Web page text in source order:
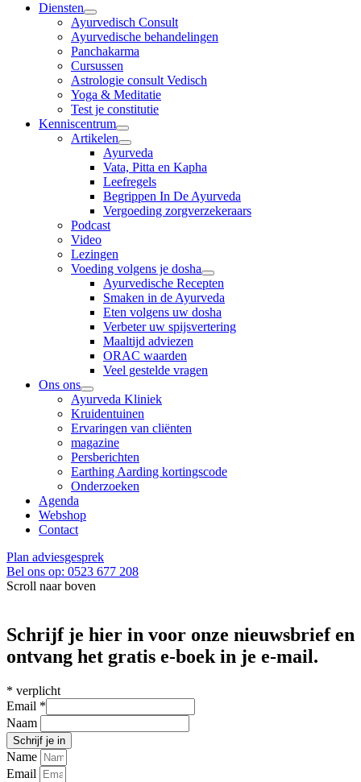
Diensten
Ayurvedisch Consult
Ayurvedische behandelingen
Panchakarma
Cursussen
Astrologie consult Vedisch
Yoga & Meditatie
Test je constitutie
Kenniscentrum
Artikelen
Ayurveda
Vata, Pitta en Kapha
Leefregels
Begrippen In De Ayurveda
Vergoeding zorgverzekeraars
Podcast
Video
Lezingen
Voeding volgens je dosha
Ayurvedische Recepten
Smaken in de Ayurveda
Eten volgens uw dosha
Verbeter uw spijsvertering
Maaltijd adviezen
ORAC waarden
Veel gestelde vragen
Ons ons
Ayurveda Kliniek
Kruidentuinen
Ervaringen van cliënten
magazine
Persberichten
Earthing Aarding kortingscode
Onderzoeken
Agenda
Webshop
Contact
Plan adviesgesprek
Bel ons op: 0523 677 208
Scroll naar boven
Schrijf je hier in voor onze nieuwsbrief en
ontvang het gratis e-boek in je e-mail.
* verplicht
Email *
Naam
Name
Email